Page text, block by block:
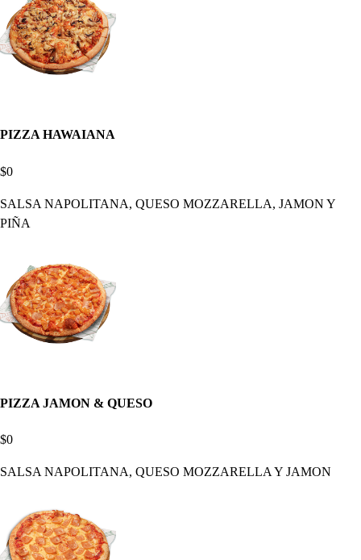
PIZZA HAWAIANA
$0
SALSA NAPOLITANA, QUESO MOZZARELLA, JAMON Y
PIÑA
PIZZA JAMON & QUESO
$0
SALSA NAPOLITANA, QUESO MOZZARELLA Y JAMON